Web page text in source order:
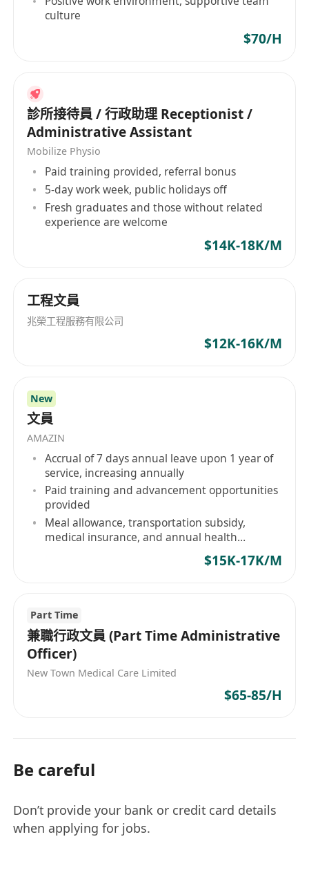
culture
$70/H
診所接待員 / 行政助理 Receptionist /
Administrative Assistant
Mobilize Physio
Paid training provided, referral bonus
5-day work week, public holidays off
Fresh graduates and those without related
experience are welcome
$14K-18K/M
工程文員
兆榮工程服務有限公司
$12K-16K/M
New
文員
AMAZIN
Accrual of 7 days annual leave upon 1 year of
service, increasing annually
Paid training and advancement opportunities
provided
Meal allowance, transportation subsidy,
medical insurance, and annual health
$15K-17K/M
Part Time
兼職行政文員 (Part Time Administrative
Officer)
New Town Medical Care Limited
$65-85/H
Be careful
Don’t provide your bank or credit card details
when applying for jobs.